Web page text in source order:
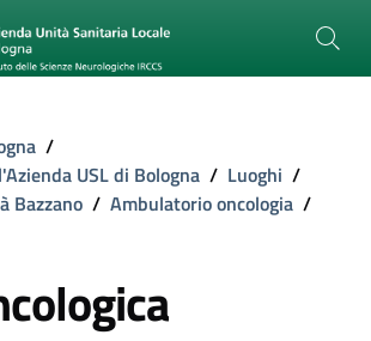
/
USL di Bologna / Luoghi /
Bazzano / Ambulatorio oncologia /